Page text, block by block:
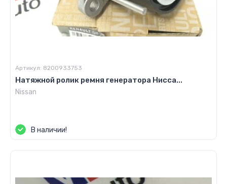
Артикул: 8200933753
Натяжной ролик ремня генератора Нисса...
Nissan
В наличии!